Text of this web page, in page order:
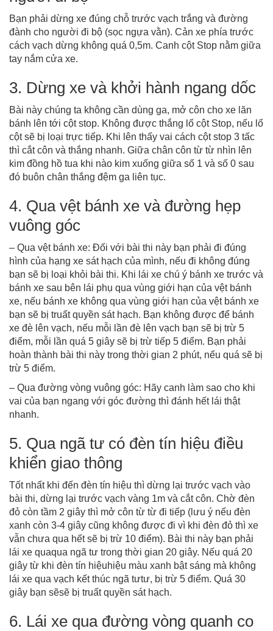
Bạn phải dừng xe đúng chỗ trước vạch trắng và đường
đành cho người đi bộ (sọc ngựa vằn). Cản xe phía trước
cách vạch dừng không quá 0,5m. Canh cột Stop nằm giữa
tay nắm cửa xe.
3. Dừng xe và khởi hành ngang dốc
Bài này chúng ta không cần dùng ga, mở côn cho xe lăn
bánh lên tới cột stop. Không được thắng lố cột Stop, nếu lố
cột sẽ bị loại trực tiếp. Khi lên thấy vai cách cột stop 3 tấc
thì cắt côn và thắng nhanh. Giữa chân côn từ từ nhìn lên
kim đồng hồ tua khi nào kim xuống giữa số 1 và số 0 sau
đó buôn chân thắng đệm ga liên tục.
4. Qua vệt bánh xe và đường hẹp
vuông góc
– Qua vệt bánh xe: Đối với bài thi này bạn phải đi đúng
hình của hạng xe sát hạch của mình, nếu đi không đúng
bạn sẽ bị loại khỏi bài thi. Khi lái xe chú ý bánh xe trước và
bánh xe sau bên lái phụ qua vùng giới hạn của vệt bánh
xe, nếu bánh xe không qua vùng giới hạn của vệt bánh xe
bạn sẽ bị truất quyền sát hạch. Bạn không được để bánh
xe đè lên vạch, nếu mỗi lần đè lên vạch bạn sẽ bị trừ 5
điểm, mỗi lần quá 5 giây sẽ bị trừ tiếp 5 điểm. Bạn phải
hoàn thành bài thi này trong thời gian 2 phút, nếu quá sẽ bị
trừ 5 điểm.
– Qua đường vòng vuông góc: Hãy canh làm sao cho khi
vai của bạn ngang với góc đường thì đánh hết lái thật
nhanh.
5. Qua ngã tư có đèn tín hiệu điều
khiển giao thông
Tốt nhất khi đến đèn tín hiệu thì dừng lại trước vạch vào
bài thi, dừng lại trước vạch vàng 1m và cắt côn. Chờ đèn
đỏ còn tầm 2 giây thì mở côn từ từ đi tiếp (lưu ý nếu đèn
xanh còn 3-4 giây cũng không được đi vì khi đèn đỏ thì xe
vẫn chưa qua hết sẽ bị trừ 10 điểm). Bài thi này bạn phải
lái xe quaqua ngã tư trong thời gian 20 giây. Nếu quá 20
giây từ khi đèn tín hiệuhiệu màu xanh bật sáng mà không
lái xe qua vạch kết thúc ngã tưtư, bị trừ 5 điểm. Quá 30
giây bạn sẽsẽ bị truất quyền sát hạch.
6. Lái xe qua đường vòng quanh co